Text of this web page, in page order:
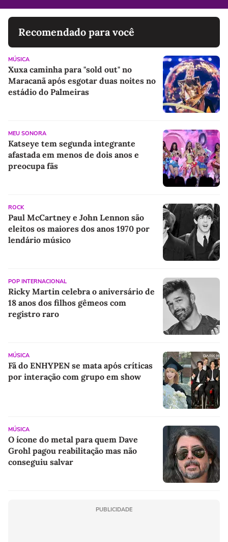
Recomendado para você
MÚSICA
Xuxa caminha para "sold out" no
Maracanã após esgotar duas noites no
estádio do Palmeiras
MEU SONORA
Katseye tem segunda integrante
afastada em menos de dois anos e
preocupa fãs
ROCK
Paul McCartney e John Lennon são
eleitos os maiores dos anos 1970 por
lendário músico
POP INTERNACIONAL
Ricky Martin celebra o aniversário de
18 anos dos filhos gêmeos com
registro raro
MÚSICA
Fã do ENHYPEN se mata após críticas
por interação com grupo em show
MÚSICA
O ícone do metal para quem Dave
Grohl pagou reabilitação mas não
conseguiu salvar
PUBLICIDADE